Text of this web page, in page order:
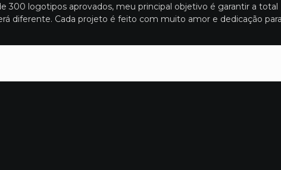
300 logotipos aprovados, meu principal objetivo é garantir a total
diferente. Cada projeto é feito com muito amor e dedicação para